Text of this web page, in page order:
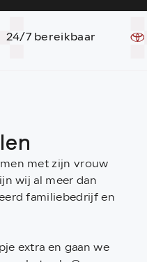
24/7 bereikbaar
met zijn vrouw
wij al meer dan
familiebedrijf en
extra en gaan we